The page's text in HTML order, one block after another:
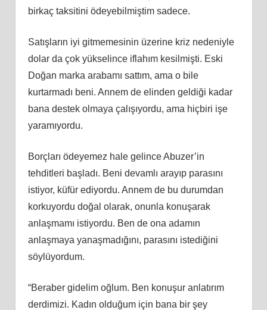
birkaç taksitini ödeyebilmiştim sadece.
Satışların iyi gitmemesinin üzerine kriz nedeniyle
dolar da çok yükselince iflahım kesilmişti. Eski
Doğan marka arabamı sattım, ama o bile
kurtarmadı beni. Annem de elinden geldiği kadar
bana destek olmaya çalışıyordu, ama hiçbiri işe
yaramıyordu.
Borçları ödeyemez hale gelince Abuzer’in
tehditleri başladı. Beni devamlı arayıp parasını
istiyor, küfür ediyordu. Annem de bu durumdan
korkuyordu doğal olarak, onunla konuşarak
anlaşmamı istiyordu. Ben de ona adamın
anlaşmaya yanaşmadığını, parasını istediğini
söylüyordum.
“Beraber gidelim oğlum. Ben konuşur anlatırım
derdimizi. Kadın olduğum için bana bir şey